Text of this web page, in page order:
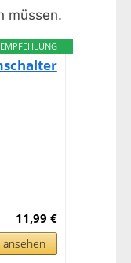
müssen.
EMPFEHLUNG
11,99 €
ansehen